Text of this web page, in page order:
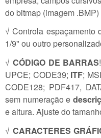
do bitmap (imagem .BMP)
√ Controla espaçamento
1/9" ou outro
√ CÓDIGO DE BARRAS
UPCE; CODE39; ITF;
CODE128; PDF417,
sem numeração e
e altura. Ajuste do
√ CARACTERES